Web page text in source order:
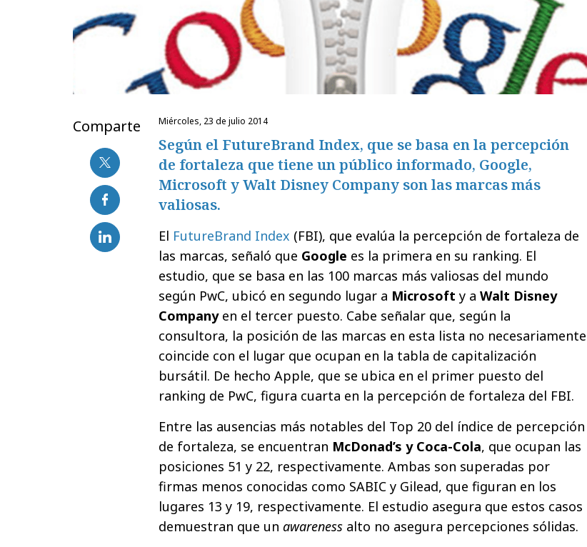
Comparte miércoles, 23 de julio 2014
Según el FutureBrand Index, que se basa en la percepción
de fortaleza que tiene un público informado, Google,
Microsoft y Walt Disney Company son las marcas más
valiosas.
El FutureBrand Index (FBI), que evalúa la percepción de fortaleza de
las marcas, señaló que Google es la primera en su ranking. El
estudio, que se basa en las 100 marcas más valiosas del mundo
según PwC, ubicó en segundo lugar a Microsoft y a Walt Disney
Companyen el tercer puesto. Cabe señalar que, según la
consultora, la posición de las marcas en esta lista no necesariamente
coincide con el lugar que ocupan en la tabla de capitalización
bursátil. De hecho Apple, que se ubica en el primer puesto del
ranking de PwC, figura cuarta en la percepción de fortaleza del FBI.
Entre las ausencias más notables del Top 20 del índice de percepción
de fortaleza, se encuentran McDonad’s y Coca-Cola, que ocupan las
posiciones 51 y 22, respectivamente. Ambas son superadas por
firmas menos conocidas como SABIC y Gilead, que figuran en los
lugares 13 y 19, respectivamente. El estudio asegura que estos casos
demuestran que un awareness alto no asegura percepciones sólidas.